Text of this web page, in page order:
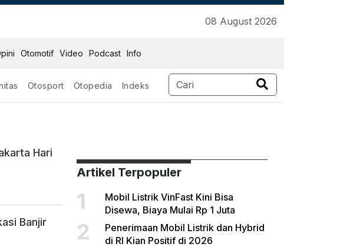
08 August 2026
Otomotif Video Podcast Info
Otosport Otopedia Indeks
Hari
Banjir
Artikel Terpopuler
1
Mobil Listrik VinFast Kini Bisa
Disewa, Biaya Mulai Rp 1 Juta
2
Penerimaan Mobil Listrik dan Hybrid
di RI Kian Positif di 2026